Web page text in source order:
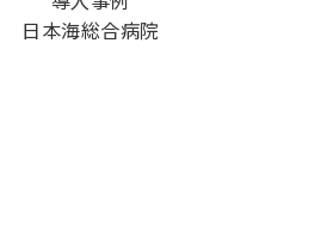
日本海総合病院